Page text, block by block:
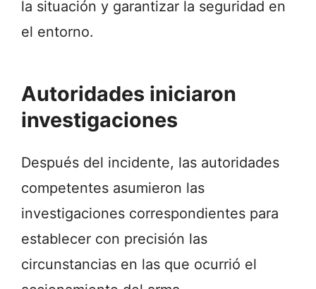
la situación y garantizar la seguridad en
el entorno.
Autoridades iniciaron
investigaciones
Después del incidente, las autoridades
competentes asumieron las
investigaciones correspondientes para
establecer con precisión las
circunstancias en las que ocurrió el